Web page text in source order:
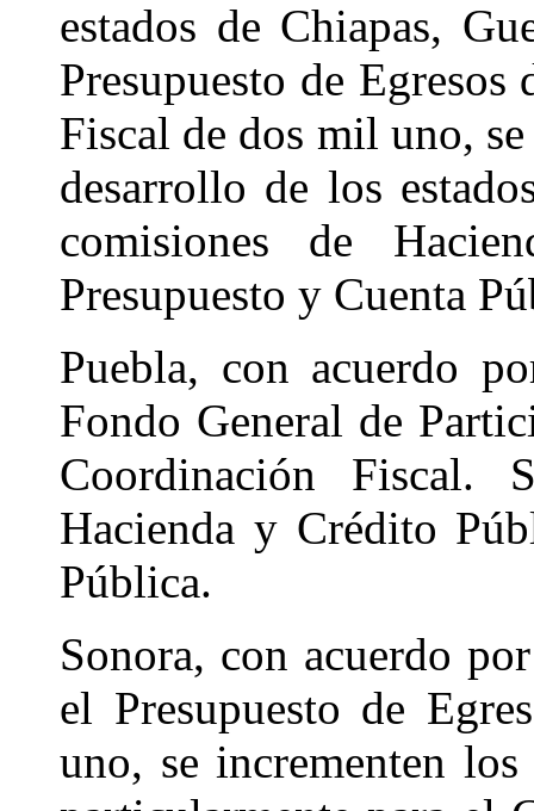
estados de Chiapas,
Presupuesto de
Fiscal de dos mil uno,
desarrollo de los
comisiones de
Presupuesto y Cuenta
Puebla, con acuerdo
Fondo General de
Coordinación Fiscal.
Hacienda y Crédito
Pública.
Sonora, con acuerdo
el Presupuesto de
uno, se incrementen